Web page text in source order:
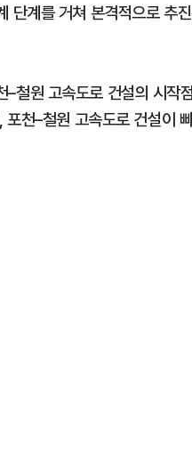
단계를 거쳐 본격적으로 추
철원 고속도로 건설의 시작
천–철원 고속도로 건설이